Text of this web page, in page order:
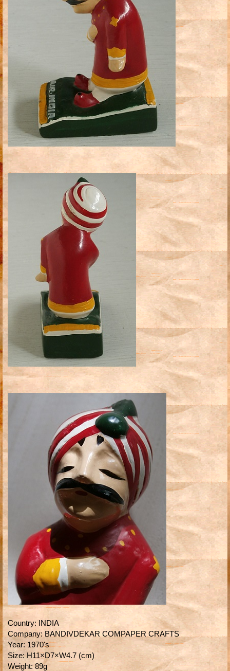
Country: INDIA
Company: BANDIVDEKAR COMPAPER CRAFTS
Year: 1970's
Size: H11×D7×W4.7 (cm)
Weight: 89g